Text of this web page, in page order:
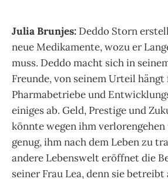
Julia Brunjes: Deddo Storn
neue Medikamente, wozu er
muss. Deddo macht sich in
Freunde, von seinem Urteil hängt
Pharmabetriebe und
einiges ab. Geld, Prestige und
könnte wegen ihm
genug, ihm nach dem Leben zu
andere Lebenswelt eröffnet die
seiner Frau Lea, denn sie betreibt